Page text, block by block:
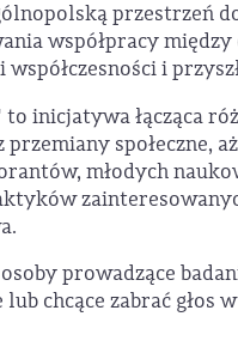
przestrzeń
współpracy
i
to inicjatywa łącząca
społeczne,
młodych
prowadzące
chcące zabrać głos